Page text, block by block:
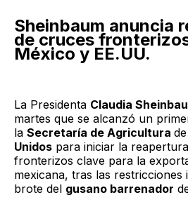
Sheinbaum anuncia
de cruces
México y EE.UU.
La Presidenta Claudia
martes que se alcanzó un
la Secretaría de Agricultura
Unidos para iniciar la
fronterizos clave para la
mexicana, tras las restricciones
brote del gusano barrenador